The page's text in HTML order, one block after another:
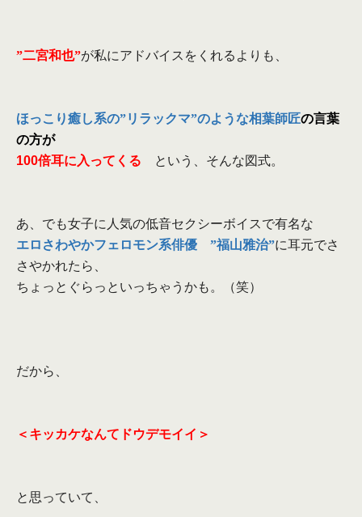
”二宮和也”が私にアドバイスをくれるよりも、
ほっこり癒し系の”リラックマ”のような相葉師匠の言葉
の方が
100倍耳に入ってくる という、そんな図式。
あ、でも女子に人気の低音セクシーボイスで有名な
エロさわやかフェロモン系俳優 ”福山雅治”に耳元でさ
さやかれたら、
ちょっとぐらっといっちゃうかも。（笑）
だから、
＜キッカケなんてドウデモイイ＞
と思っていて、